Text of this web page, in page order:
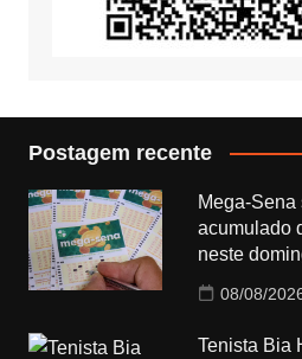
Postagem recente
Mega-
acumulado
neste
08/08/
Tenista Bia